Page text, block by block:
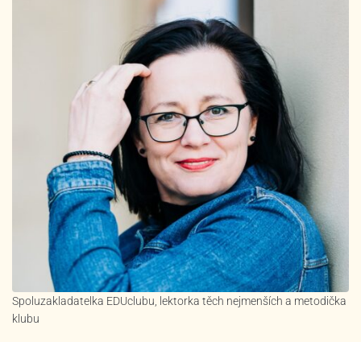
Spoluzakladatelka EDUclubu, lektorka těch nejmenších a metodička
klubu